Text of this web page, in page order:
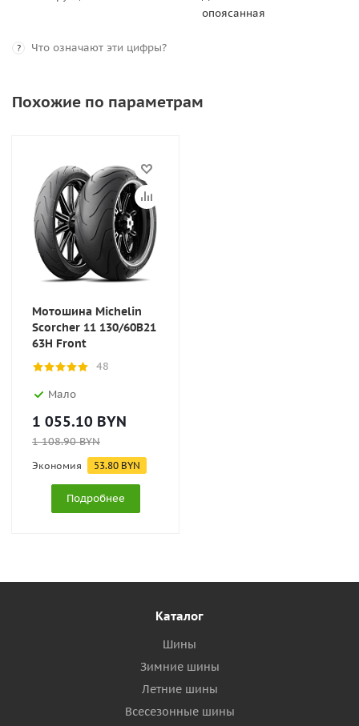
опоясанная
? Что означают эти цифры?
Похожие по параметрам
Мотошина Michelin
Scorcher 11 130/60B21
63H Front
48
Мало
1 055.10 BYN
1 108.90BYN
Экономия 53.80 BYN
Подробнее
Каталог
Шины
Зимние шины
Летние шины
Всесезонные шины